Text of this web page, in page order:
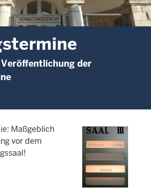
der
Maßgeblich
vor dem